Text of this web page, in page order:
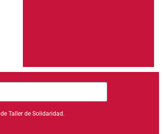
de Taller de Solidaridad.